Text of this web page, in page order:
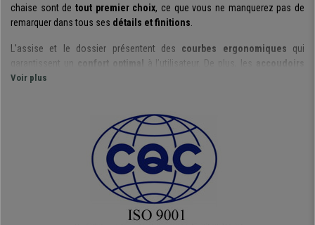
chaise sont de tout premier choix, ce que vous ne manquerez pas de
remarquer dans tous ses détails et finitions.
L'assise et le dossier présentent des courbes ergonomiques qui
garantissent un
confort optimal à l’utilisateur. De plus, les
accoudoirs
rembourrés
de bien maintenir le cou. C’est donc le modèle idéal pour une
professionnelle intensive jusqu’à 8hpar jour.
Ce modèle est équipé d'unmécanisme d'inclinaison basculant
système moderne et présent uniquement sur les chaises de
. Ce mécanisme fonctionne de manière
déplaçant le levier vers l’extérieur, le fauteuil passe en mode basculant, en
le déplaçant vers l’intérieur, le fauteuil retourne en mode fixe. De plus,
Voir plus